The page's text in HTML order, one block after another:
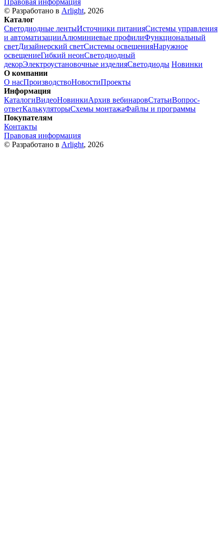
Правовая информация
© Разработано в Arlight, 2026
Каталог
Светодиодные лентыИсточники питанияСистемы управления
и автоматизацииАлюминиевые профилиФункциональный
светДизайнерский светСистемы освещенияНаружное
освещениеГибкий неонСветодиодный
декорЭлектроустановочные изделияСветодиоды Новинки
О компании
О насПроизводствоНовостиПроекты
Информация
КаталогиВидеоНовинкиАрхив вебинаровСтатьиВопрос-
ответКалькуляторыСхемы монтажаФайлы и программы
Покупателям
Контакты
Правовая информация
© Разработано в Arlight, 2026